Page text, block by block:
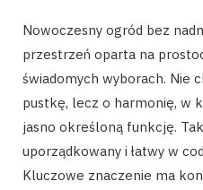
Nowoczesny ogród bez
przestrzeń oparta na
świadomych wyborach. Nie
pustkę, lecz o harmonię, w
jasno określoną funkcję.
uporządkowany i łatwy w
Kluczowe znaczenie ma